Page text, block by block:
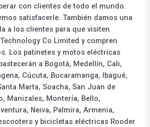
con clientes de todo el mundo.
satisfacerle. También damos una
a los clientes para que visiten
Co Limited y compren
Los patinetes y motos eléctricas
a Bogotá, Medellín, Cali,
Cúcuta, Bucaramanga, Ibagué,
Marta, Soacha, San Juan de
Manizales, Montería, Bello,
Neiva, Palmira, Armenia,
y bicicletas eléctricas Rooder